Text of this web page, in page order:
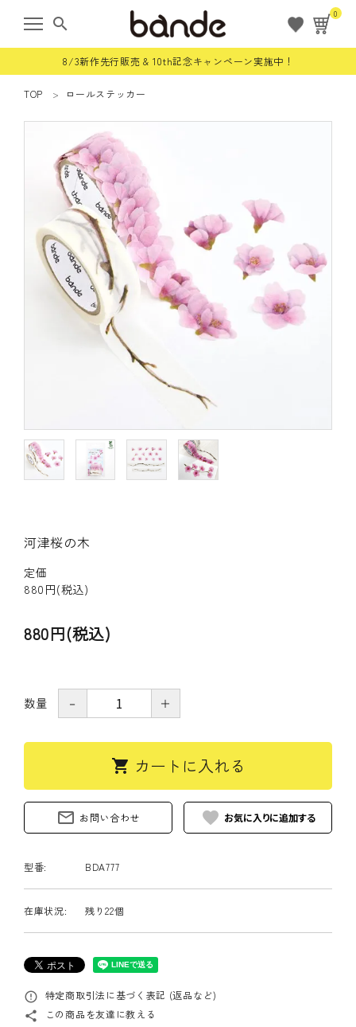
search
0
8/3新作先行販売 & 10th記念キャンペーン実施中！
ようこそ ゲスト 様
ログイン person
すべての商品
限定商品
ロールステッカー
ご利用ガイド／よくあるご質問
マイページ
企業（法人）の皆様へ
TOP ロールステッカー
河津桜の木
定価
880円(税込)
880円(税込)
数量 － ＋
shopping_cart カートに入れる
mail_outline お問い合わせ favorite
型番: BDA777
在庫状況: 残り22個
error_outline 特定商取引法に基づく表記 (返品など)
share この商品を友達に教える